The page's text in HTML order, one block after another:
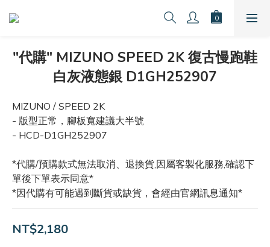
"代購" MIZUNO SPEED 2K 復古慢跑鞋
白灰液態銀 D1GH252907
MIZUNO / SPEED 2K
- 版型正常，腳板寬建議大半號
- HCD-D1GH252907
*代購/預購款式無法取消、退換貨,因屬客製化服務,確認下
單後下單表示同意*
*因代購有可能遇到斷貨或缺貨，會經由官網訊息通知*
NT$2,180